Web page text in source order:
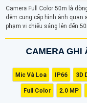
Camera Full Color 50m là
đêm cung cấp hình ảnh quan
phạm vi chiếu sáng lên đến
CAMERA GHI
Mic Và Loa IP66 3D
Full Color 2.0 MP